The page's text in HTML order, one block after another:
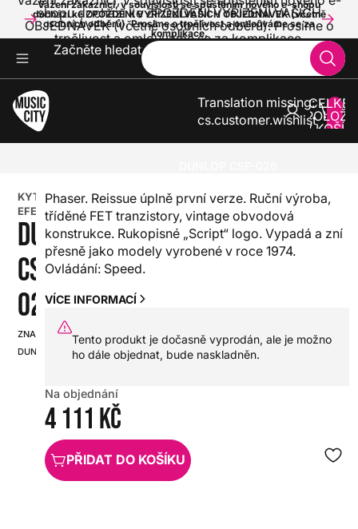
Vážení zákazníci, v souvislosti se spuštěním nového e-shopu
dochází ke ZPOŽDĚNÍ VYŘÍZENÍ VAŠICH OBJEDNÁVEK (včetně
osobních odběrů). Prosíme o trpělivost a omlouváme se za
komplikace.
shopu dochází ke ZPOŽDĚNÍ VYŘÍZENÍ VAŠICH
OBJEDNÁVEK (včetně osobních odběrů). Prosíme o
trpělivost a omlouváme se za komplikace.
Začněte hledat
Translation missing:
cs.customer.wishlist
V
0
KYTAROVÝ
EFEKT
DUNLOP
CSP-
026
ZNAČKA:
DUNLOP
SKU:
HX0000000025742
Phaser. Reissue úplně první verze. Ruční výroba,
tříděné FET tranzistory, vintage obvodová
konstrukce. Rukopisné „Script“ logo. Vypadá a zní
přesně jako modely vyrobené v roce 1974.
Ovládání: Speed.
VÍCE INFORMACÍ
Tento produkt je dočasně vyprodán, ale je možno
ho dále objednat, bude naskladněn.
Na objednání
4 111 Kč
PŘIDAT DO KOŠÍKU